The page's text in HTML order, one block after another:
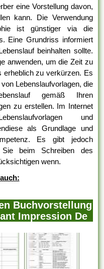
eine Vorstellung davon,
kann. Die Verwendung
ist günstiger via die
Eine Grundriss informiert
beinhalten sollte.
anwenden, um die Zeit zu
erheblich zu verkürzen. Es
Lebenslaufvorlagen, die
gemäß Ihren
zu erstellen. Im Internet
und
als Grundlage und
Es gibt jedoch
beim Schreiben des
wenn.
Buchvorstellung
Impression De